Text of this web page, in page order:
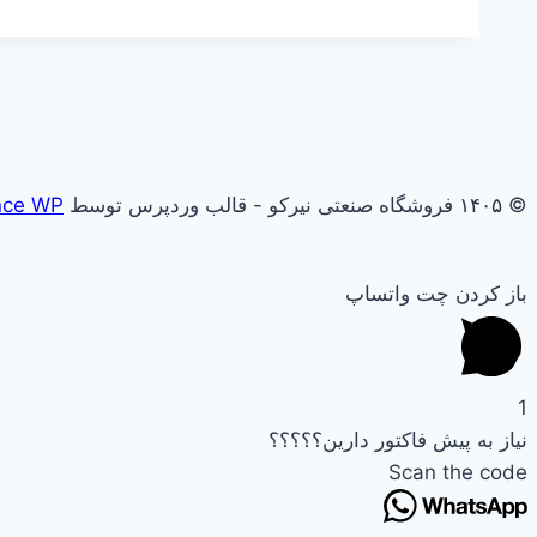
© ۱۴۰۵ فروشگاه صنعتی نیرکو - قالب وردپرس توسط WP
باز کردن چت واتساپ
1
نیاز به پیش فاکتور دارین؟؟؟؟؟
Scan the code